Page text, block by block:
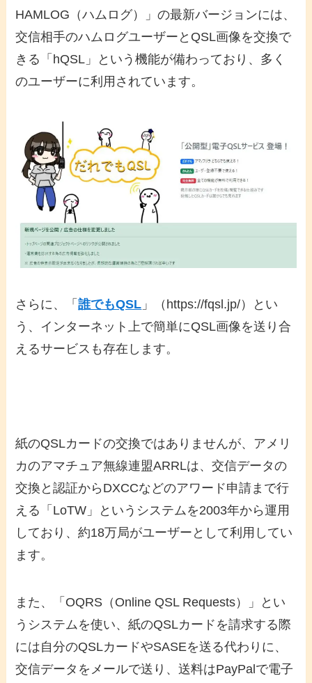
HAMLOG（ハムログ）」の最新バージョンには、
交信相手のハムログユーザーとQSL画像を交換で
きる「hQSL」という機能が備わっており、多く
のユーザーに利用されています。
さらに、「誰でもQSL 」（https://fqsl.jp/）とい
う、インターネット上で簡単にQSL画像を送り合
えるサービスも存在します。
紙のQSLカードの交換ではありませんが、アメリ
カのアマチュア無線連盟ARRLは、交信データの
交換と認証からDXCCなどのアワード申請まで行
える「LoTW」というシステムを2003年から運用
しており、約18万局がユーザーとして利用してい
ます。
また、「OQRS（Online QSL Requests）」とい
うシステムを使い、紙のQSLカードを請求する際
には自分のQSLカードやSASEを送る代わりに、
交信データをメールで送り、送料はPayPalで電子